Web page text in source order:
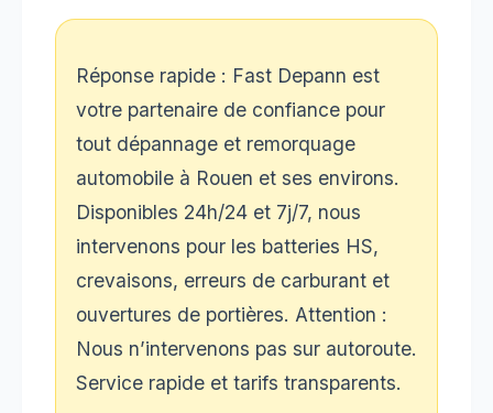
Réponse rapide : Fast Depann est
votre partenaire de confiance pour
tout dépannage et remorquage
automobile à Rouen et ses environs.
Disponibles 24h/24 et 7j/7, nous
intervenons pour les batteries HS,
crevaisons, erreurs de carburant et
ouvertures de portières. Attention :
Nous n’intervenons pas sur autoroute.
Service rapide et tarifs transparents.